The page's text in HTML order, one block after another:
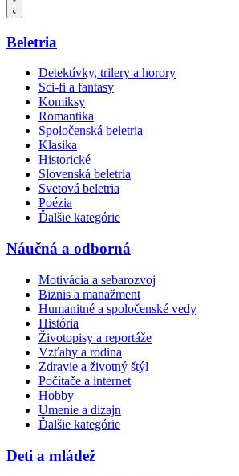
Beletria
Detektívky, trilery a horory
Sci-fi a fantasy
Komiksy
Romantika
Spoločenská beletria
Klasika
Historické
Slovenská beletria
Svetová beletria
Poézia
Ďalšie kategórie
Náučná a odborná
Motivácia a sebarozvoj
Biznis a manažment
Humanitné a spoločenské vedy
História
Životopisy a reportáže
Vzťahy a rodina
Zdravie a životný štýl
Počítače a internet
Hobby
Umenie a dizajn
Ďalšie kategórie
Deti a mládež